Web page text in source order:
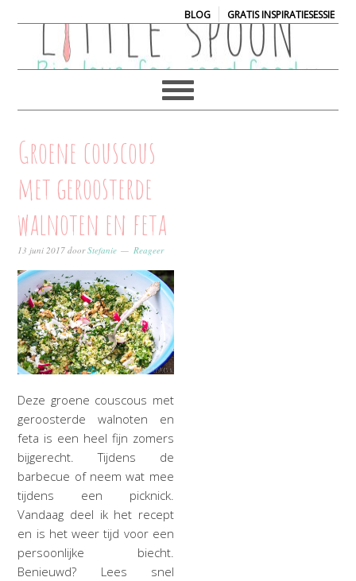
BLOG| GRATIS INSPIRATIESESSIE
Groene couscous
met geroosterde
walnoten en feta
13 juni 2017 doorStefanie Reageer
Deze groene couscous met
geroosterde walnoten en
feta is een heel fijn zomers
bijgerecht. Tijdens de
barbecue of neem wat mee
tijdens een picknick.
Vandaag deel ik het recept
en is het weer tijd voor een
persoonlijke biecht.
Benieuwd? Lees snel